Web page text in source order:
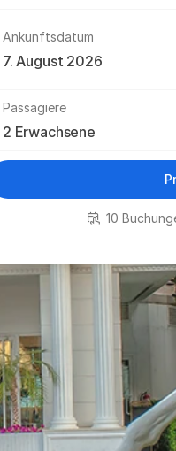
Ankunftsdatum
Passagiere
10